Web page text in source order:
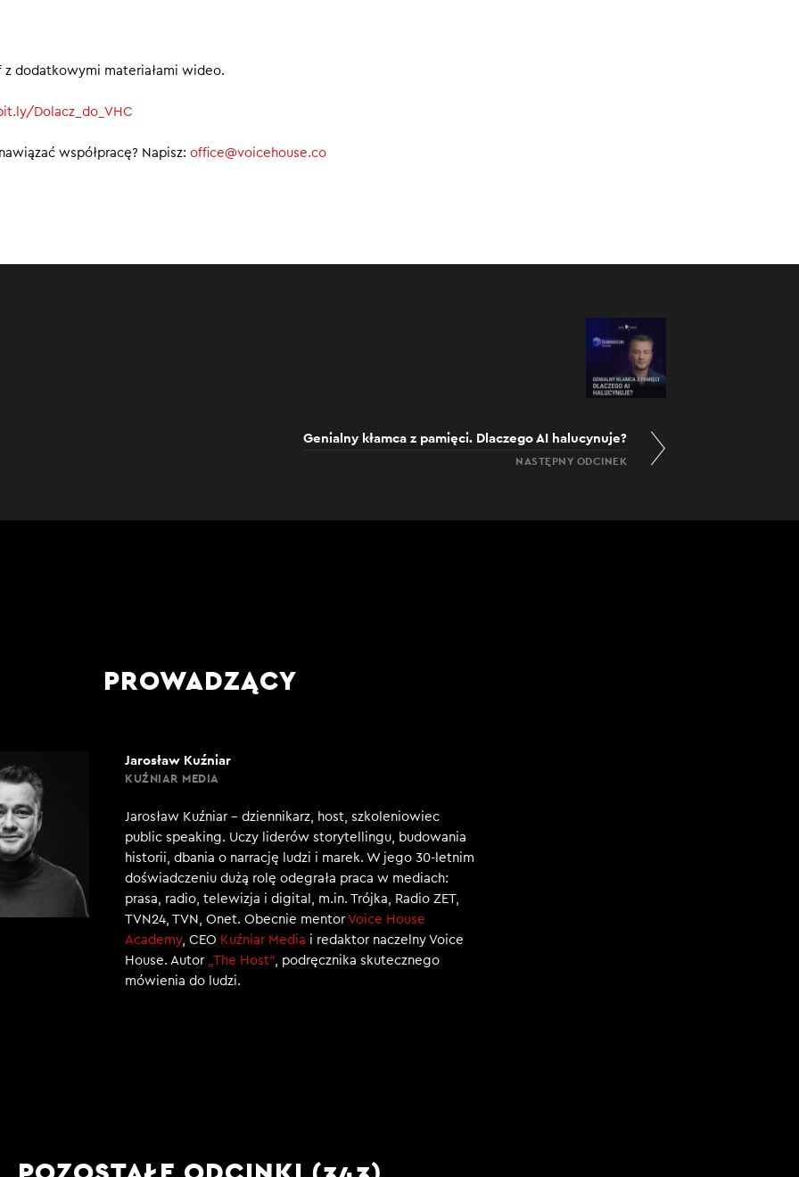
dodatkowymi materiałami wideo.
Dolacz_do_VHC
współpracę? Napisz: office@voicehouse.co
Genialny kłamca z pamięci. Dlaczego AI halucynuje?
NASTĘPNY ODCINEK
PROWADZĄCY
Jarosław Kuźniar
KUŹNIAR MEDIA
Jarosław Kuźniar – dziennikarz, host, szkoleniowiec
public speaking. Uczy liderów storytellingu, budowania
historii, dbania o narrację ludzi i marek. W jego 30-letnim
doświadczeniu dużą rolę odegrała praca w mediach:
prasa, radio, telewizja i digital, m.in. Trójka, Radio ZET,
TVN24, TVN, Onet. Obecnie mentorVoice House
Academy, CEO Kuźniar Media i redaktor naczelny Voice
House. Autor „The Host”, podręcznika skutecznego
mówienia do ludzi.